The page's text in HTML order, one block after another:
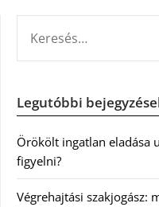
Legutóbbi
Örökölt ingatlan eladása
figyelni?
Végrehajtási szakjogász: